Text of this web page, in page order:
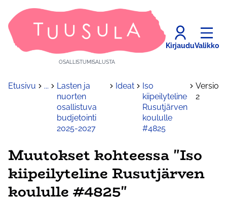
OSALLISTUMISALUSTA
KirjauduValikko
Etusivu ...
Lasten ja
nuorten
osallistuva
budjetointi
2025-2027
Ideat
Iso
kiipeilyteline
Rusutjärven
koululle
#4825
Versio
2
Muutokset kohteessa "Iso
kiipeilyteline Rusutjärven
koululle #4825"